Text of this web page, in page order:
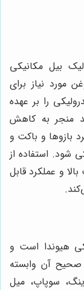
بیل مکانیکی
مورد نیاز برای
را بر عهده
منجر به کاهش
بازوها و باکت و
شود. استفاده از
و عملکرد قابل
هیوندا است و
صحیح آن وابسته
سوپاپ، میل